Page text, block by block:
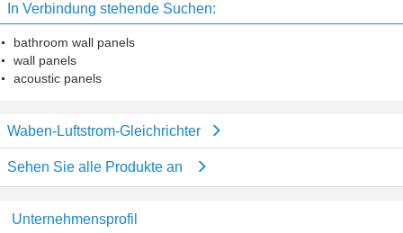
In Verbindung stehende Suchen:
bathroom wall panels
wall panels
acoustic panels
Waben-Luftstrom-Gleichrichter
Sehen Sie alle Produkte an
Unternehmensprofil